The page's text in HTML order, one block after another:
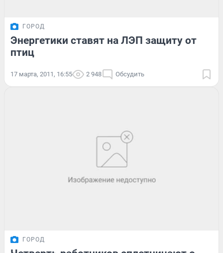
ГОРОД
Энергетики ставят на ЛЭП защиту от
птиц
17 марта, 2011, 16:55 2 948 Обсудить
ГОРОД